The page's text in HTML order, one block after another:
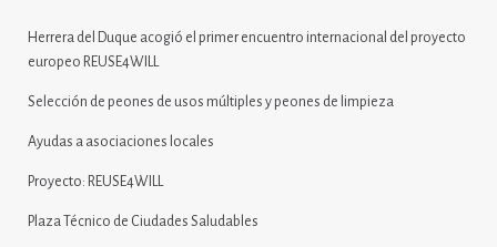
Herrera del Duque acogió el primer encuentro internacional del proyecto
europeo REUSE4WILL
Selección de peones de usos múltiples y peones de limpieza
Ayudas a asociaciones locales
Proyecto: REUSE4WILL
Plaza Técnico de Ciudades Saludables